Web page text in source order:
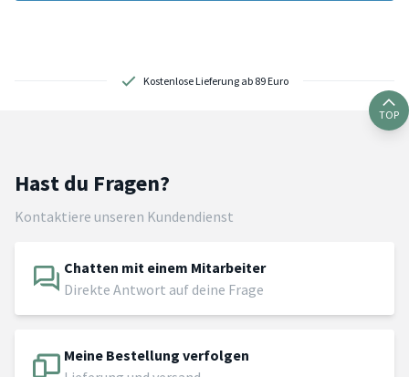
Kostenlose Lieferung ab 89 Euro
TOP
Hast du Fragen?
Kontaktiere unseren Kundendienst
Chatten mit einem Mitarbeiter
Direkte Antwort auf deine Frage
Meine Bestellung verfolgen